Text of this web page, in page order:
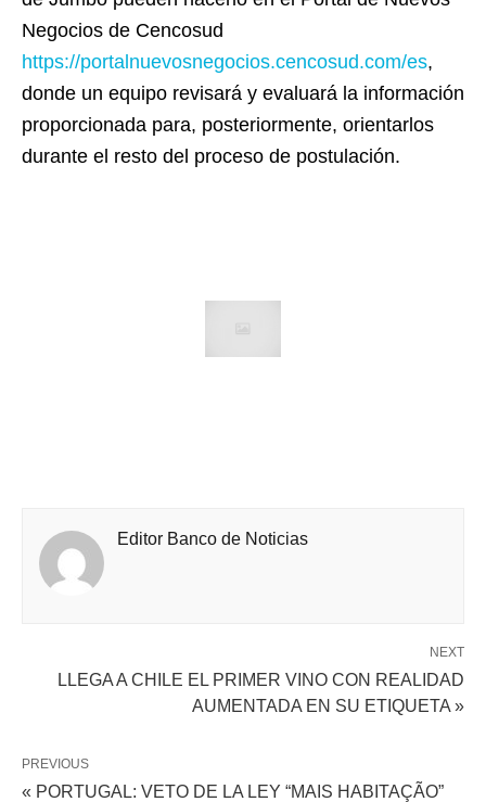
Negocios de Cencosud
https://portalnuevosnegocios.cencosud.com/es,
donde un equipo revisará y evaluará la información
proporcionada para, posteriormente, orientarlos
durante el resto del proceso de postulación.
Editor Banco de Noticias
NEXT
LLEGA A CHILE EL PRIMER VINO CON REALIDAD
AUMENTADA EN SU ETIQUETA »
PREVIOUS
« PORTUGAL: VETO DE LA LEY “MAIS HABITAÇÃO”